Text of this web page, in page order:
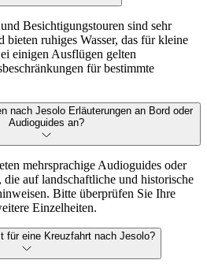
Besichtigungstouren sind sehr
ruhiges Wasser, das für kleine
einigen Ausflügen gelten
für bestimmte
nach Jesolo Erläuterungen an Bord oder
Audioguides an?
mehrsprachige Audioguides oder
auf landschaftliche und historische
Bitte überprüfen Sie Ihre
Einzelheiten.
für eine Kreuzfahrt nach Jesolo?